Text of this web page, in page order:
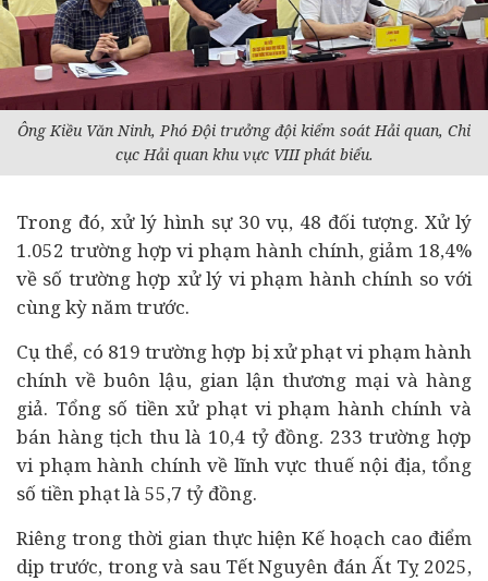
Ông Kiều Văn Ninh, Phó Đội trưởng đội kiểm soát Hải quan, Chi
cục Hải quan khu vực VIII phát biểu.
Trong đó, xử lý hình sự 30 vụ, 48 đối tượng. Xử lý
1.052 trường hợp vi phạm hành chính, giảm 18,4%
về số trường hợp xử lý vi phạm hành chính so với
cùng kỳ năm trước.
Cụ thể, có 819 trường hợp bị xử phạt vi phạm hành
chính về buôn lậu, gian lận thương mại và hàng
giả. Tổng số tiền xử phạt vi phạm hành chính và
bán hàng tịch thu là 10,4 tỷ đồng. 233 trường hợp
vi phạm hành chính về lĩnh vực thuế nội địa, tổng
số tiền phạt là 55,7 tỷ đồng.
Riêng trong thời gian thực hiện Kế hoạch cao điểm
dịp trước, trong và sau Tết Nguyên đán Ất Tỵ 2025,